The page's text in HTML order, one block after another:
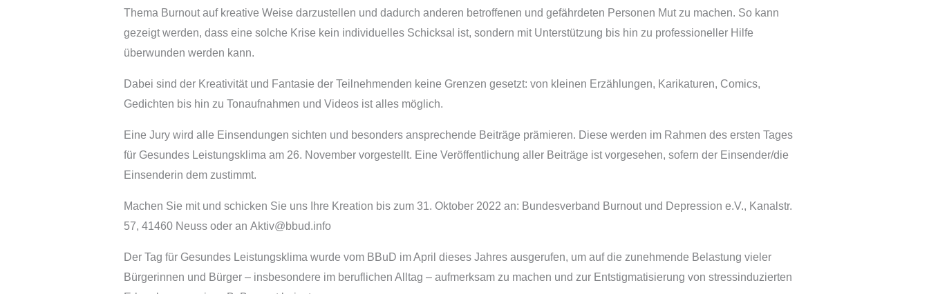
Thema Burnout auf kreative Weise darzustellen und dadurch anderen betroffenen und gefährdeten Personen Mut zu machen. So kann
gezeigt werden, dass eine solche Krise kein individuelles Schicksal ist, sondern mit Unterstützung bis hin zu professioneller Hilfe
überwunden werden kann.
Dabei sind der Kreativität und Fantasie der Teilnehmenden keine Grenzen gesetzt: von kleinen Erzählungen, Karikaturen, Comics,
Gedichten bis hin zu Tonaufnahmen und Videos ist alles möglich.
Eine Jury wird alle Einsendungen sichten und besonders ansprechende Beiträge prämieren. Diese werden im Rahmen des ersten Tages
für Gesundes Leistungsklima am 26. November vorgestellt. Eine Veröffentlichung aller Beiträge ist vorgesehen, sofern der Einsender/die
Einsenderin dem zustimmt.
Machen Sie mit und schicken Sie uns Ihre Kreation bis zum 31. Oktober 2022 an: Bundesverband Burnout und Depression e.V., Kanalstr.
57, 41460 Neuss oder an Aktiv@bbud.info
Der Tag für Gesundes Leistungsklima wurde vom BBuD im April dieses Jahres ausgerufen, um auf die zunehmende Belastung vieler
Bürgerinnen und Bürger – insbesondere im beruflichen Alltag – aufmerksam zu machen und zur Entstigmatisierung von stressinduzierten